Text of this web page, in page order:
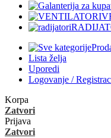
Lista želja
Uporedi
Logovanje /
Korpa
Zatvori
Prijava
Zatvori